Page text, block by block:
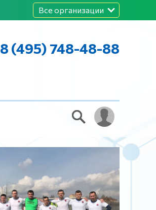
Все организации
8 (495) 748-48-88